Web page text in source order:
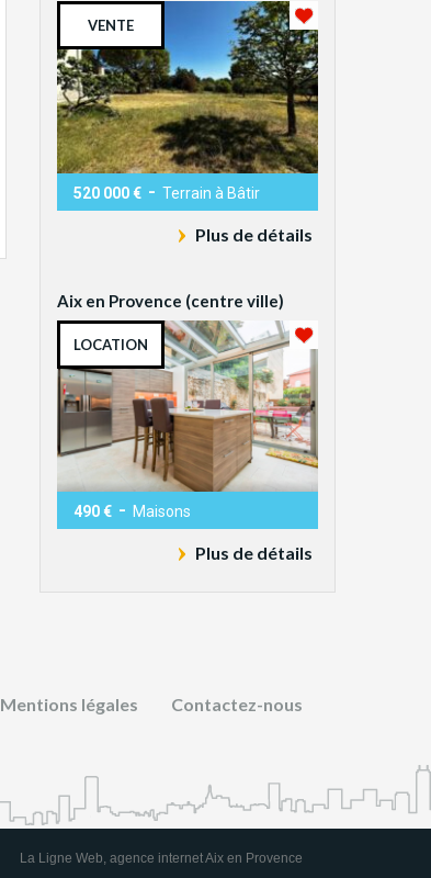
VENTE
520 000 € - Terrain à Bâtir
Plus de détails
Aix en Provence (centre ville)
LOCATION
490 € - Maisons
Plus de détails
Mentions légales Contactez-nous
La Ligne Web, agence internet Aix en Provence